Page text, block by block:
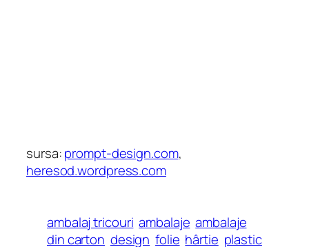
sursa:prompt-design.com,
heresod.wordpress.com
ambalaj tricouri ambalaje ambalaje
din carton design folie hârtie plastic